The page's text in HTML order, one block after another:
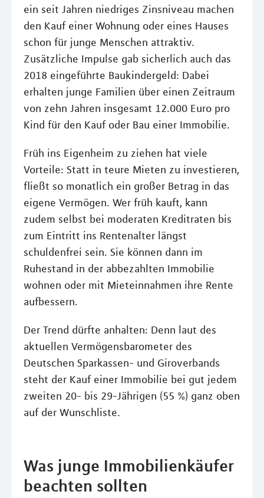
ein seit Jahren niedriges Zinsniveau machen
den Kauf einer Wohnung oder eines Hauses
schon für junge Menschen attraktiv.
Zusätzliche Impulse gab sicherlich auch das
2018 eingeführte Baukindergeld: Dabei
erhalten junge Familien über einen Zeitraum
von zehn Jahren insgesamt 12.000 Euro pro
Kind für den Kauf oder Bau einer Immobilie.
Früh ins Eigenheim zu ziehen hat viele
Vorteile: Statt in teure Mieten zu investieren,
fließt so monatlich ein großer Betrag in das
eigene Vermögen. Wer früh kauft, kann
zudem selbst bei moderaten Kreditraten bis
zum Eintritt ins Rentenalter längst
schuldenfrei sein. Sie können dann im
Ruhestand in der abbezahlten Immobilie
wohnen oder mit Mieteinnahmen ihre Rente
aufbessern.
Der Trend dürfte anhalten: Denn laut des
aktuellen Vermögensbarometer des
Deutschen Sparkassen- und Giroverbands
steht der Kauf einer Immobilie bei gut jedem
zweiten 20- bis 29-Jährigen (55 %) ganz oben
auf der Wunschliste.
Was junge Immobilienkäufer
beachten sollten